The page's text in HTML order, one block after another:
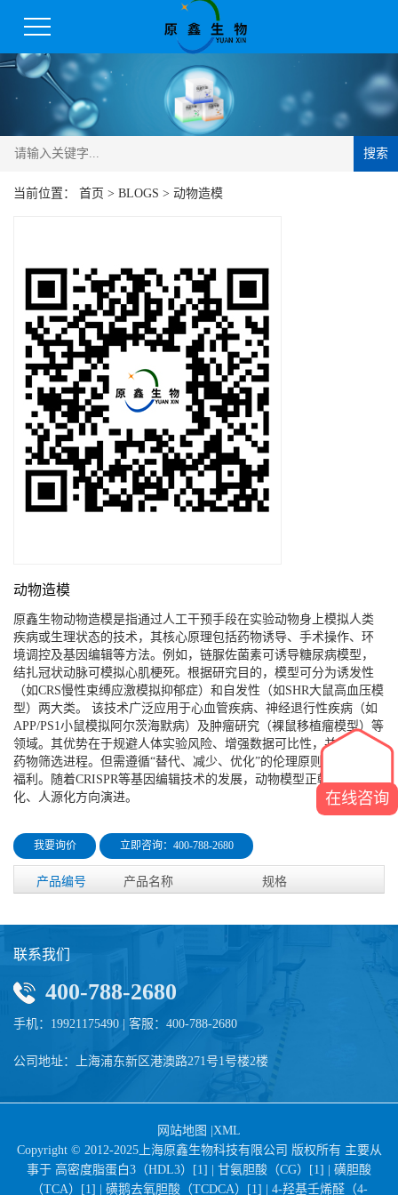
搜索
当前位置： 首页 > BLOGS > 动物造模
动物造模
原鑫生物动物造模是指通过人工干预手段在实验动物身上模拟人类
疾病或生理状态的技术，其核心原理包括药物诱导、手术操作、环
境调控及基因编辑等方法。例如，链脲佐菌素可诱导糖尿病模型，
结扎冠状动脉可模拟心肌梗死。根据研究目的，模型可分为诱发性
（如CRS慢性束缚应激模拟抑郁症）和自发性（如SHR大鼠高血压模
型）两大类。 该技术广泛应用于心血管疾病、神经退行性疾病（如
APP/PS1小鼠模拟阿尔茨海默病）及肿瘤研究（裸鼠移植瘤模型）等
领域。其优势在于规避人体实验风险、增强数据可比性，并能加速
药物筛选进程。但需遵循“替代、减少、优化”的伦理原则，确保动物
福利。随着CRISPR等基因编辑技术的发展，动物模型正朝着精准
化、人源化方向演进。
我要询价 立即咨询：400-788-2680
产品编号 产品名称 规格
联系我们
400-788-2680
手机：19921175490 | 客服：400-788-2680
公司地址：上海浦东新区港澳路271号1号楼2楼
网站地图 XML
Copyright © 2012-2025上海原鑫生物科技有限公司 版权所有 主要从
事于 高密度脂蛋白3（HDL3）[1] | 甘氨胆酸（CG）[1] | 磺胆酸
（TCA）[1] | 磺鹅去氧胆酸（TCDCA）[1] | 4-羟基壬烯醛（4-
在线咨询